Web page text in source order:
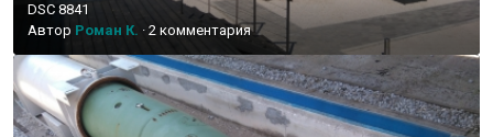
DSC 8841
Автор Роман К. · 2 комментария